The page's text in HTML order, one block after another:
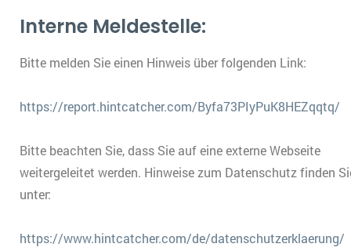
Interne Meldestelle:
Bitte melden Sie einen Hinweis über folgenden Link:
https://report.hintcatcher.com/Byfa73PIyPuK8HEZqqtq/
Bitte beachten Sie, dass Sie auf eine externe Webseite
weitergeleitet werden. Hinweise zum Datenschutz finden
unter:
https://www.hintcatcher.com/de/datenschutzerklaerung/